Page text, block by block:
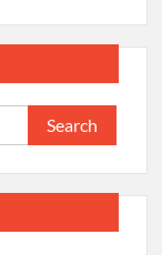
Search
for: